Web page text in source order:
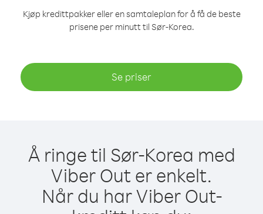
Kjøp kredittpakker eller en samtaleplan for å få de beste
prisene per minutt til Sør-Korea.
Se priser
Å ringe til Sør-Korea med
Viber Out er enkelt.
Når du har Viber Out-